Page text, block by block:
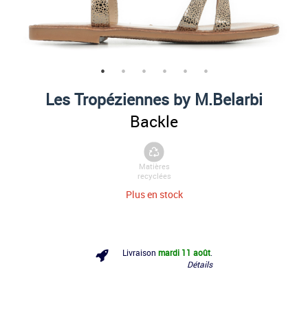
Les Tropéziennes by M.Belarbi
Backle
Matières
recyclées
Plus en stock
Livraison mardi 11 août
Détails